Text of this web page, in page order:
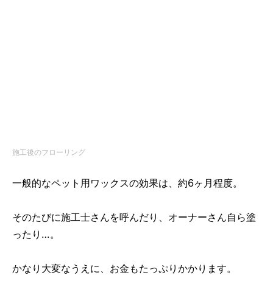
施工後のフローリング
一般的なペット用ワックスの効果は、約6ヶ月程度。
そのたびに施工士さんを呼んだり、オーナーさん自ら塗
ったり…。
かなり大変なうえに、お金もたっぷりかかります。